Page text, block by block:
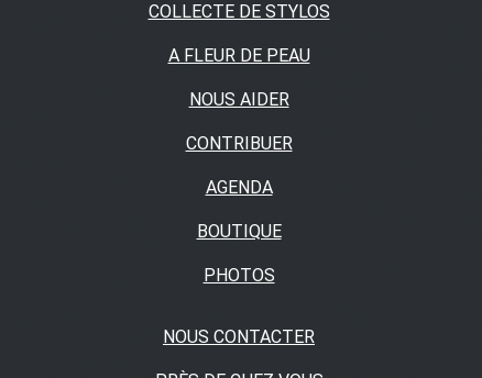
COLLECTE DE STYLOS
A FLEUR DE PEAU
NOUS AIDER
CONTRIBUER
AGENDA
BOUTIQUE
PHOTOS
NOUS CONTACTER